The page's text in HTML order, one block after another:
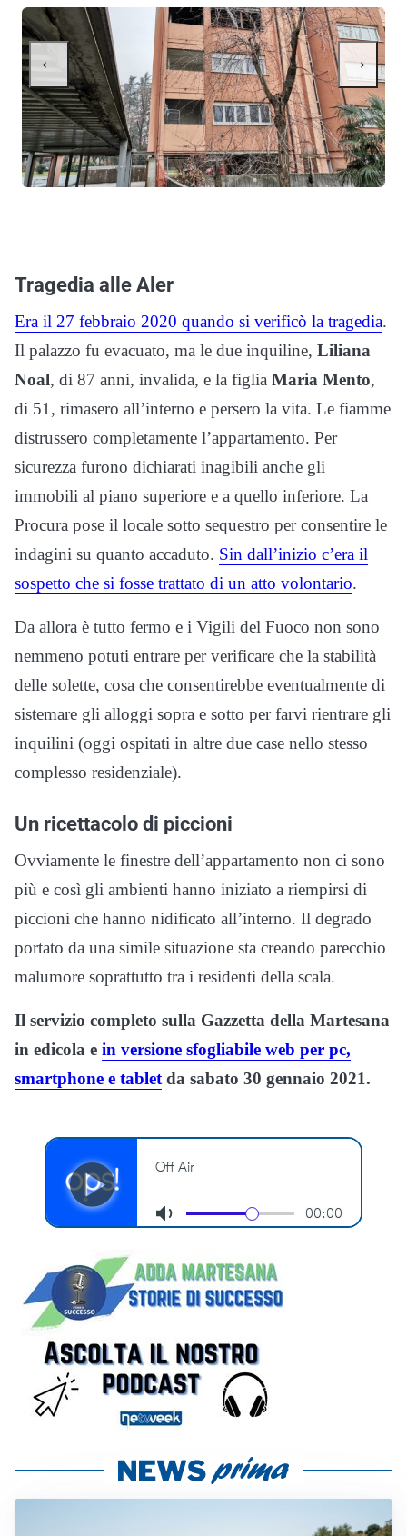
← →
Tragedia alle Aler
Era il 27 febbraio 2020 quando si verificò la tragedia.
Il palazzo fu evacuato, ma le due inquiline, Liliana
Noal, di 87 anni, invalida, e la figlia Maria Mento,
di 51, rimasero all’interno e persero la vita. Le fiamme
distrussero completamente l’appartamento. Per
sicurezza furono dichiarati inagibili anche gli
immobili al piano superiore e a quello inferiore. La
Procura pose il locale sotto sequestro per consentire le
indagini su quanto accaduto. Sin dall’inizio c’era il
sospetto che si fosse trattato di un atto volontario.
Da allora è tutto fermo e i Vigili del Fuoco non sono
nemmeno potuti entrare per verificare che la stabilità
delle solette, cosa che consentirebbe eventualmente di
sistemare gli alloggi sopra e sotto per farvi rientrare gli
inquilini (oggi ospitati in altre due case nello stesso
complesso residenziale).
Un ricettacolo di piccioni
Ovviamente le finestre dell’appartamento non ci sono
più e così gli ambienti hanno iniziato a riempirsi di
piccioni che hanno nidificato all’interno. Il degrado
portato da una simile situazione sta creando parecchio
malumore soprattutto tra i residenti della scala.
Il servizio completo sulla Gazzetta della Martesana
in edicola e in versione sfogliabile web per pc,
smartphone e tabletda sabato 30 gennaio 2021.